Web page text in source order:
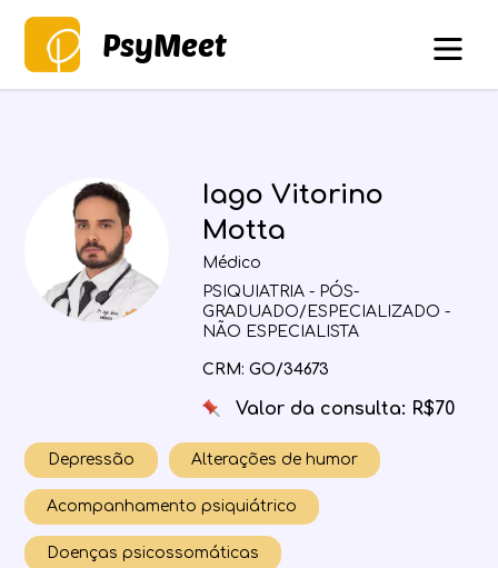
PsyMeet
Iago Vitorino
Motta
Médico
PSIQUIATRIA - PÓS-
GRADUADO/ESPECIALIZADO -
NÃO ESPECIALISTA
CRM: GO/34673
Valor da consulta: R$70
Depressão Alterações de humor
Acompanhamento psiquiátrico
Doenças psicossomáticas